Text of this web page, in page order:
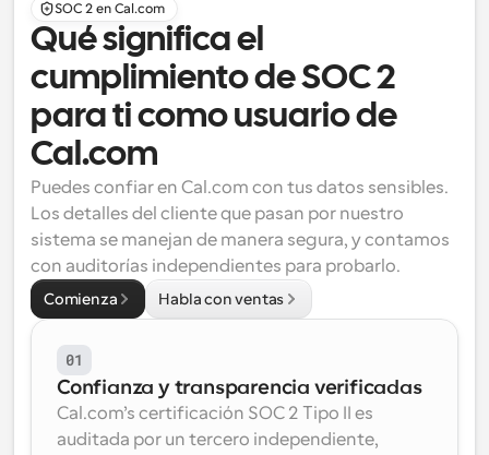
SOC 2 en Cal.com
Qué significa el
cumplimiento de SOC 2
para ti como usuario de
Cal.com
Puedes confiar en Cal.com con tus datos sensibles.
Los detalles del cliente que pasan por nuestro
sistema se manejan de manera segura, y contamos
con auditorías independientes para probarlo.
Comienza Habla con ventas
01
Confianza y transparencia verificadas
Cal.com’s certificación SOC 2 Tipo II es
auditada por un tercero independiente,